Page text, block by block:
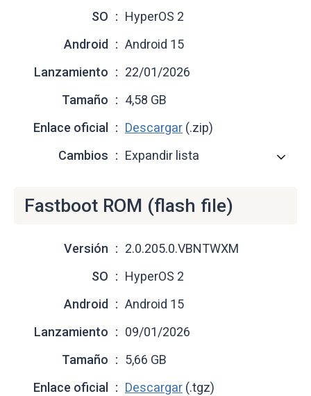
SO
HyperOS 2
Android
Android 15
Lanzamiento
22/01/2026
Tamaño
4,58 GB
Enlace oficial
Descargar (.zip)
Cambios
Expandir lista
Fastboot ROM (flash file)
Versión
2.0.205.0.VBNTWXM
SO
HyperOS 2
Android
Android 15
Lanzamiento
09/01/2026
Tamaño
5,66 GB
Enlace oficial
Descargar (.tgz)